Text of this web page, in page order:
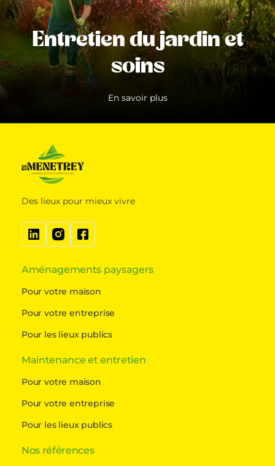
Entretien du jardin et
soins
En savoir plus
Des lieux pour mieux vivre
Aménagements paysagers
Pour votre maison
Pour votre entreprise
Pour les lieux publics
Maintenance et entretien
Pour votre maison
Pour votre entreprise
Pour les lieux publics
Nos références